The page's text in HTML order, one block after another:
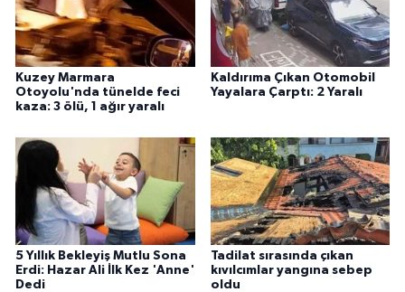
Kuzey Marmara
Otoyolu'nda tünelde feci
kaza: 3 ölü, 1 ağır yaralı
Kaldırıma Çıkan Otomobil
Yayalara Çarptı: 2 Yaralı
5 Yıllık Bekleyiş Mutlu Sona
Erdi: Hazar Ali İlk Kez 'Anne'
Dedi
Tadilat sırasında çıkan
kıvılcımlar yangına sebep
oldu